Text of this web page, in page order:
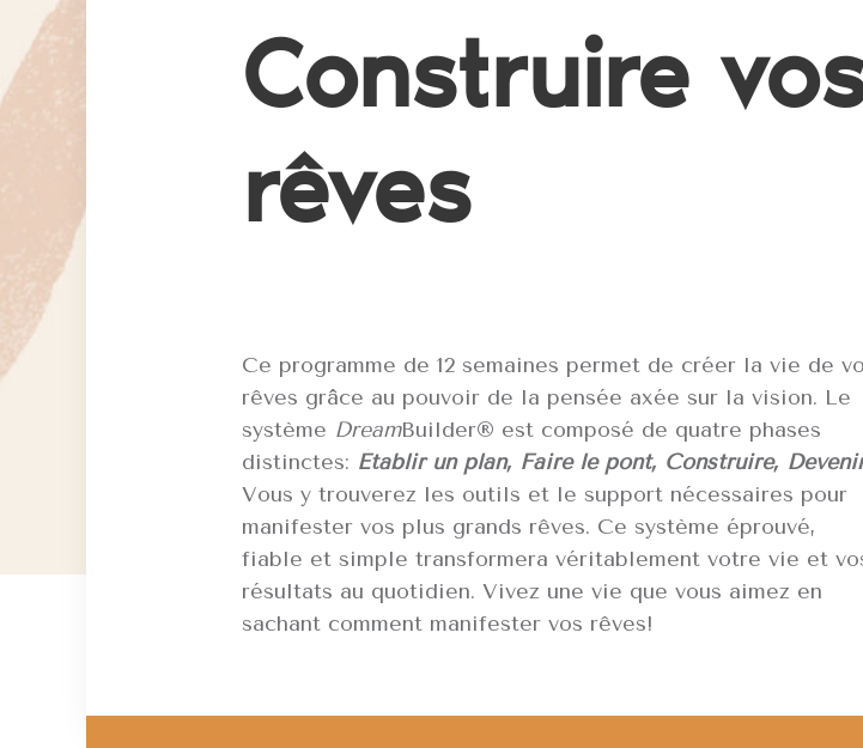
Construire
rêves
Ce programme de 12 semaines permet de créer la vie de
rêves grâce au pouvoir de la pensée axée sur la vision. Le
système DreamBuilder® est composé de quatre phases
distinctes: Établir un plan, Faire le pont, Construire,
Vous y trouverez les outils et le support nécessaires pour
manifester vos plus grands rêves. Ce système éprouvé,
fiable et simple transformera véritablement votre vie et
résultats au quotidien. Vivez une vie que vous aimez en
sachant comment manifester vos rêves!